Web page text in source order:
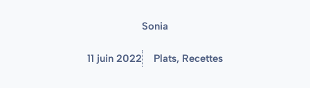
Sonia
11 juin 2022 Plats, Recettes